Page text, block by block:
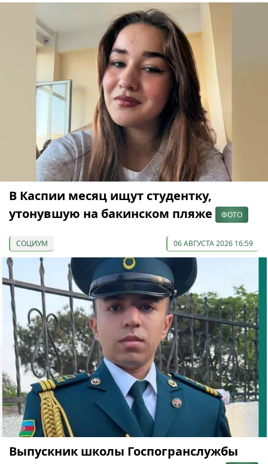
В Каспии месяц ищут студентку,
утонувшую на бакинском пляже
ФОТО
СОЦИУМ 06 АВГУСТА 2026 16:59
Выпускник школы Госпогранслужбы